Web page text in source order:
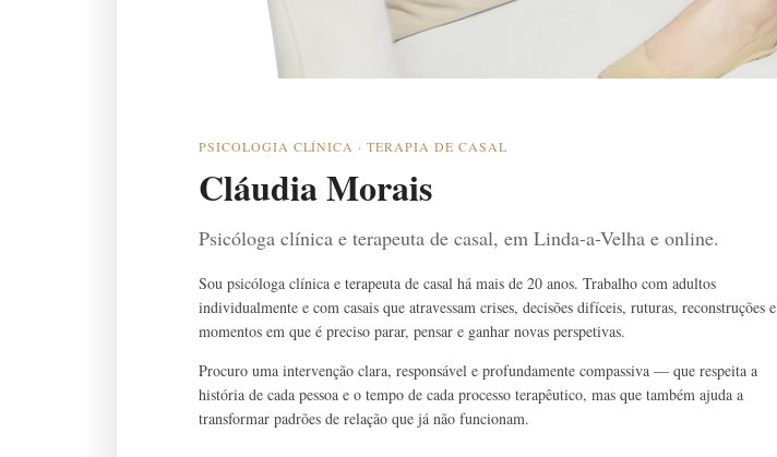
PSICOLOGIA CLÍNICA · TERAPIA DE CASAL
Cláudia Morais
Psicóloga clínica e terapeuta de casal, em Linda-a-Velha e online.
Sou psicóloga clínica e terapeuta de casal há mais de 20 anos. Trabalho com adultos
individualmente e com casais que atravessam crises, decisões difíceis, ruturas, reconstruções e
momentos em que é preciso parar, pensar e ganhar novas perspetivas.
Procuro uma intervenção clara, responsável e profundamente compassiva — que respeita a
história de cada pessoa e o tempo de cada processo terapêutico, mas que também ajuda a
transformar padrões de relação que já não funcionam.